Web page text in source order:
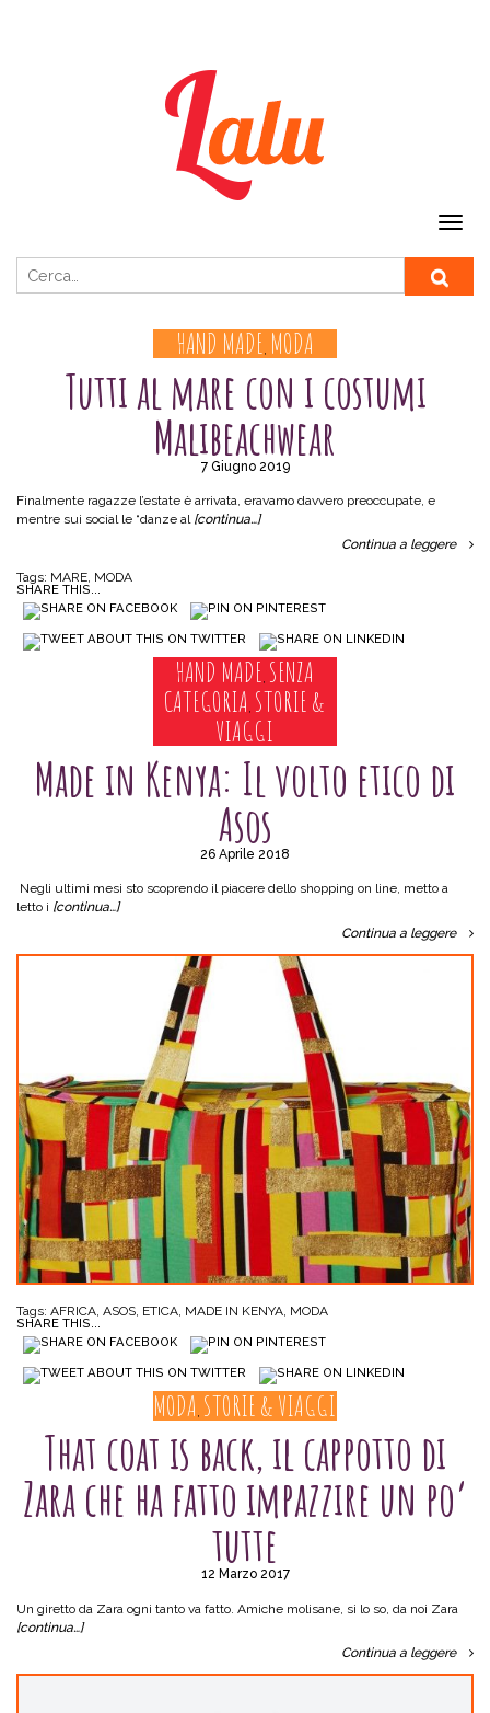
HAND MADE , MODA
Tutti al mare con i costumi
Malibeachwear
7 Giugno 2019
Finalmente ragazze l’estate è arrivata, eravamo davvero preoccupate, e
mentre sui social le “danze al [continua…]
Continua a leggere
Tags: MARE, MODA
SHARE THIS...
HAND MADE , SENZA
CATEGORIA , STORIE &
VIAGGI
Made in Kenya: Il volto etico di
Asos
26 Aprile 2018
Negli ultimi mesi sto scoprendo il piacere dello shopping on line, metto a
letto i [continua…]
Continua a leggere
Tags: AFRICA, ASOS, ETICA, MADE IN KENYA, MODA
SHARE THIS...
MODA , STORIE & VIAGGI
That coat is back, il cappotto di
Zara che ha fatto impazzire un po’
tutte
12 Marzo 2017
Un giretto da Zara ogni tanto va fatto. Amiche molisane, si lo so, da noi Zara
[continua…]
Continua a leggere